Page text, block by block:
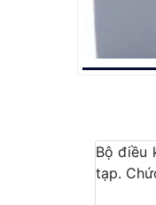
Bộ điều
tạp.